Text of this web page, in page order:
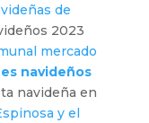
de
2023
mercado
navideños
navideña en
y el